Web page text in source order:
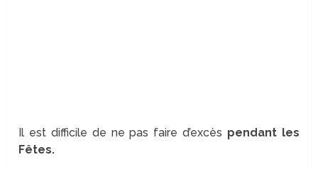
Il est difficile de ne pas faire d’excès pendant les
Fêtes.